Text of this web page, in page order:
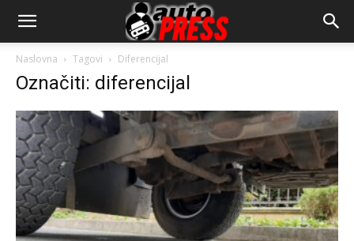
AutopressHR
Naslovna Tagovi Diferencijal
Označiti: diferencijal